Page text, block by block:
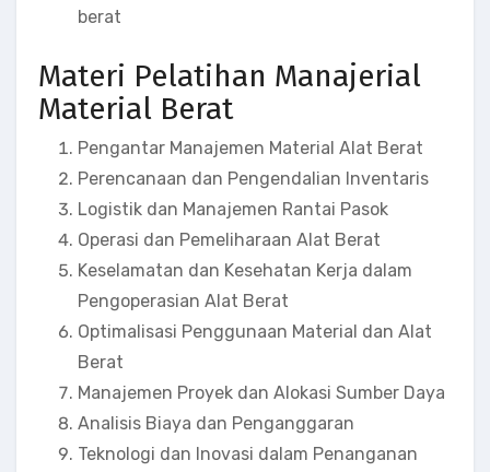
berat
Materi Pelatihan Manajerial
Material Berat
Pengantar Manajemen Material Alat Berat
Perencanaan dan Pengendalian Inventaris
Logistik dan Manajemen Rantai Pasok
Operasi dan Pemeliharaan Alat Berat
Keselamatan dan Kesehatan Kerja dalam
Pengoperasian Alat Berat
Optimalisasi Penggunaan Material dan Alat
Berat
Manajemen Proyek dan Alokasi Sumber Daya
Analisis Biaya dan Penganggaran
Teknologi dan Inovasi dalam Penanganan